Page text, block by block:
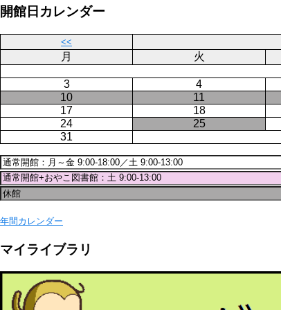
送
開館日カレンダー
<<
月
火
3 4
10
11
17
18
24
25
31
年間カレンダー
マイライブラリ